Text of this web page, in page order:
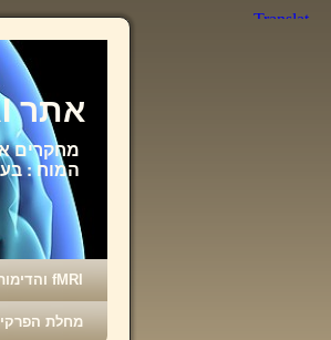
אתר fMRI והדימות המוחי
מחקרים
המוח :
fMRI והדימות המוחי
מחלת